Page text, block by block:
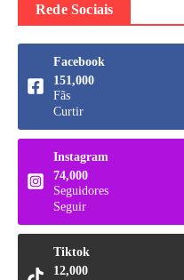
Rede Sociais
Facebook
151,000
Fãs
Curtir
Instagram
74,000
Seguidores
Seguir
Tiktok
12,000